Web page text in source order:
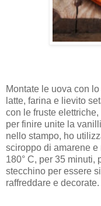
Montate le uova con
latte, farina e lievito
con le fruste
per finire unite la
nello stampo, ho
sciroppo di amarene
180° C, per 35 minuti,
stecchino per essere
raffreddare e decorate.